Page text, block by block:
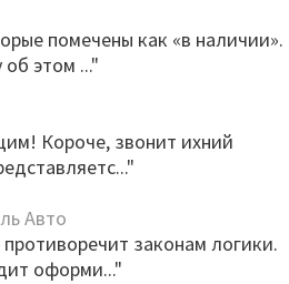
помечены как «в наличии».
этом ..."
Короче, звонит ихний
Авто
законам логики.
оформи..."